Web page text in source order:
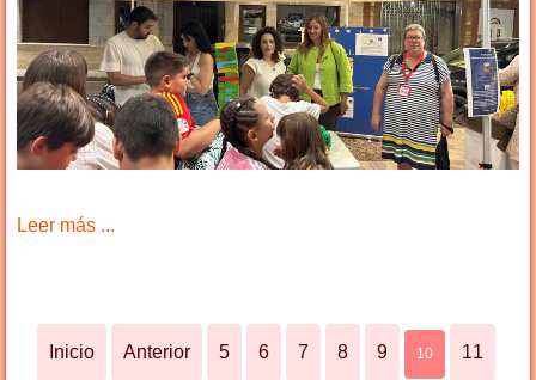
Leer más ...
Inicio Anterior 5 6 7 8 9 10 11